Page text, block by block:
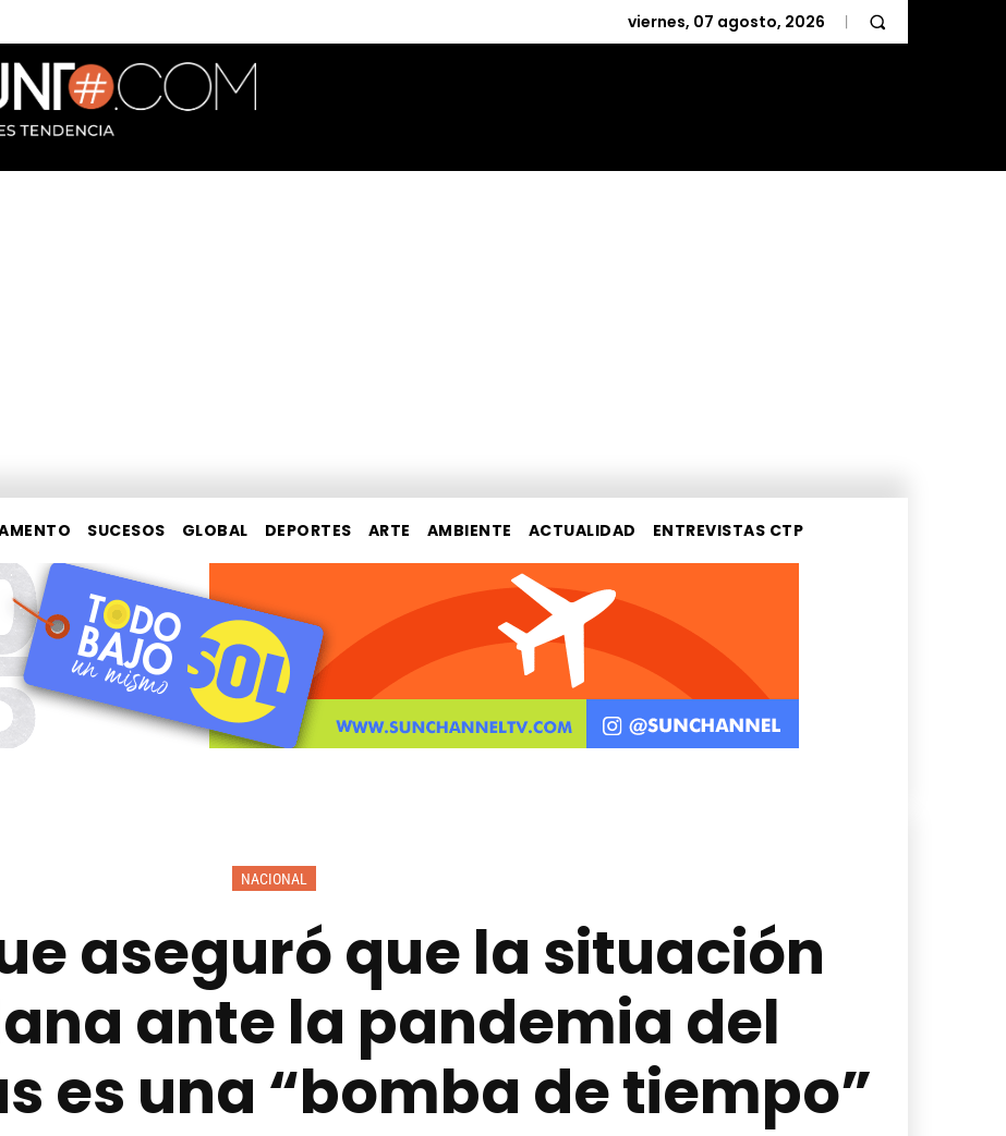
viernes, 07 agosto, 2026
SUCESOS GLOBAL DEPORTES ARTE AMBIENTE ACTUALIDAD ENTREVISTAS CTP
NACIONAL
aseguró que la situación
ante la pandemia del
es una “bomba de tiempo”